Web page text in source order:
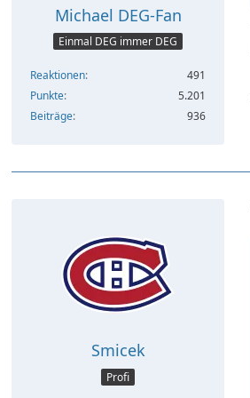
Michael DEG-Fan
Einmal DEG immer DEG
Reaktionen
491
Punkte
5.201
Beiträge
936
Smicek
Profi